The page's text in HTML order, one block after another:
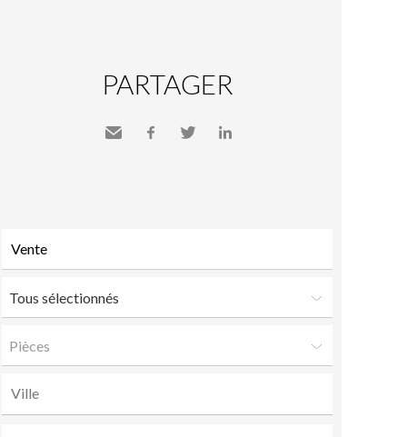
PARTAGER
Tous sélectionnés
Pièces